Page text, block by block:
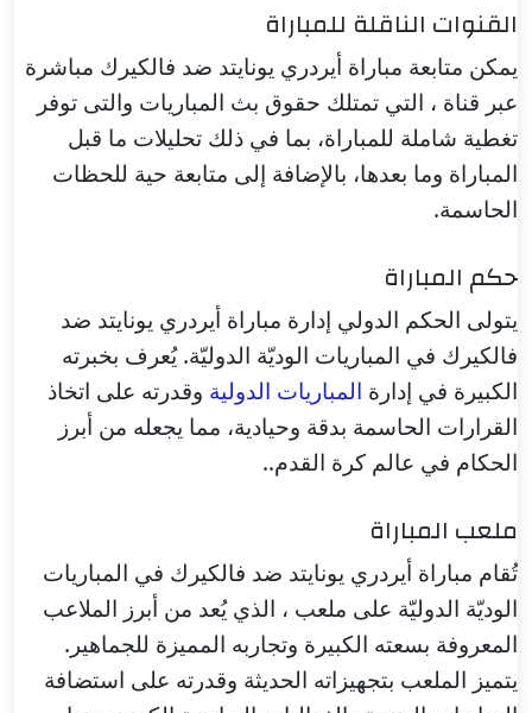
القنوات الناقلة للمباراة
يمكن متابعة مباراة أيردري يونايتد ضد فالكيرك مباشرة
عبر قناة ، التي تمتلك حقوق بث المباريات والتى توفر
تغطية شاملة للمباراة، بما في ذلك تحليلات ما قبل
المباراة وما بعدها، بالإضافة إلى متابعة حية للحظات
الحاسمة.
حكم المباراة
يتولى الحكم الدولي إدارة مباراة أيردري يونايتد ضد
فالكيرك في المباريات الوديّة الدوليّة. يُعرف بخبرته
الكبيرة في إدارة المباريات الدولية وقدرته على اتخاذ
القرارات الحاسمة بدقة وحيادية، مما يجعله من أبرز
الحكام في عالم كرة القدم..
ملعب المباراة
تُقام مباراة أيردري يونايتد ضد فالكيرك في المباريات
الوديّة الدوليّة على ملعب ، الذي يُعد من أبرز الملاعب
المعروفة بسعته الكبيرة وتجاربه المميزة للجماهير.
يتميز الملعب بتجهيزاته الحديثة وقدرته على استضافة